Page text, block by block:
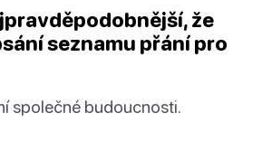
že
seznamu přání pro
společné budoucnosti.